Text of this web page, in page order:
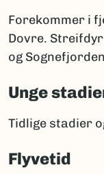
Forekommer i
Dovre.
og
Unge
Tidlige stadier
Flyvetid